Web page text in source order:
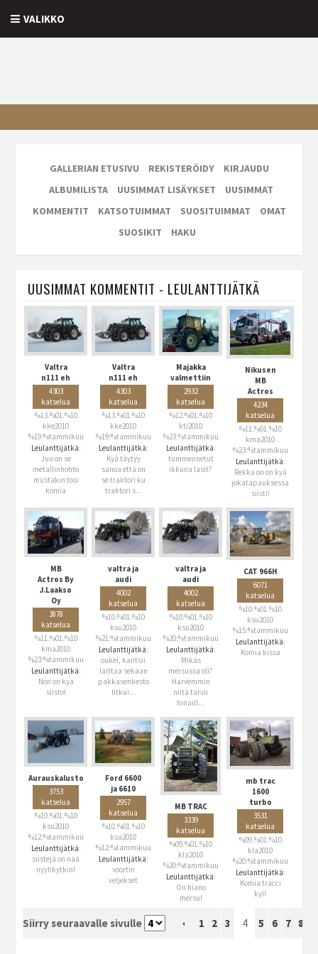
VALIKKO
GALLERIAN ETUSIVU REKISTERÖIDY
KIRJAUDU
ALBUMILISTA
UUSIMMAT LISÄYKSET
UUSIMMAT
KOMMENTIT
KATSOTUIMMAT SUOSITUIMMAT
OMAT
SUOSIKIT
HAKU
UUSIMMAT KOMMENTIT - LEULANTTIJÄTKÄ
Valtra
n111 eh
4303
katselua
%13.%01.%10
kke2010
%19:%tammikuu
Leulanttijätkä:
Juu on se
metallinhohto
mustakin tosi
komia
Valtra
n111 eh
4303
katselua
%13.%01.%10
kke2010
%19:%tammikuu
Leulanttijätkä:
Kyä täytyy
sanoa että on
se traktori ku
traktori s...
Majakka
valmettiin
2932
katselua
%12.%01.%10
kti2010
%23:%tammikuu
Leulanttijätkä:
tummennetut
ikkuna lasit?
Nikusen
MB
Actros
4234
katselua
%11.%01.%10
kma2010
%23:%tammikuu
Leulanttijätkä:
Rekka on on kyä
jokatapauksessa
siisti!
MB
Actros By
J.Laakso
Oy
3878
katselua
%11.%01.%10
kma2010
%23:%tammikuu
Leulanttijätkä:
Non on kyä
siisto!
valtra ja
audi
4002
katselua
%10.%01.%10
ksu2010
%21:%tammikuu
Leulanttijätkä:
oukei, kantsii
laittaa sekaan
pakkasenkesto
litkui...
valtra ja
audi
4002
katselua
%10.%01.%10
ksu2010
%20:%tammikuu
Leulanttijätkä:
Mikäs
mersussa oli?
Harvemmin
niitä tarvii
hinaill...
CAT 966H
6071
katselua
%10.%01.%10
ksu2010
%15:%tammikuu
Leulanttijätkä:
Komia kissa
Aurauskalusto
3753
katselua
%10.%01.%10
ksu2010
%12:%tammikuu
Leulanttijätkä:
siistejä on nää
nyyhkytkin!
Ford 6600
ja 6610
2957
katselua
%10.%01.%10
ksu2010
%12:%tammikuu
Leulanttijätkä:
voortin
veljekset
MB TRAC
3339
katselua
%09.%01.%10
kla2010
%20:%tammikuu
Leulanttijätkä:
On hiano
mersu!
mb trac
1600
turbo
3531
katselua
%09.%01.%10
kla2010
%20:%tammikuu
Leulanttijätkä:
Komia tracci
kyl!
Siirry seuraavalle sivulle 1 2 3 4 5 6 7 8